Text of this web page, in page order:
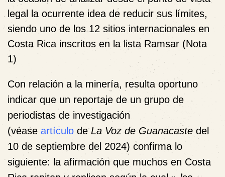
legal la ocurrente idea de reducir sus límites,
siendo uno de los 12 sitios internacionales en
Costa Rica inscritos en la lista Ramsar (Nota
1)
Con relación a la minería, resulta oportuno
indicar que un reportaje de un grupo de
periodistas de investigación
(véase artículo deLa Voz de Guanacaste del
10 de septiembre del 2024) confirma lo
siguiente: la afirmación que muchos en Costa